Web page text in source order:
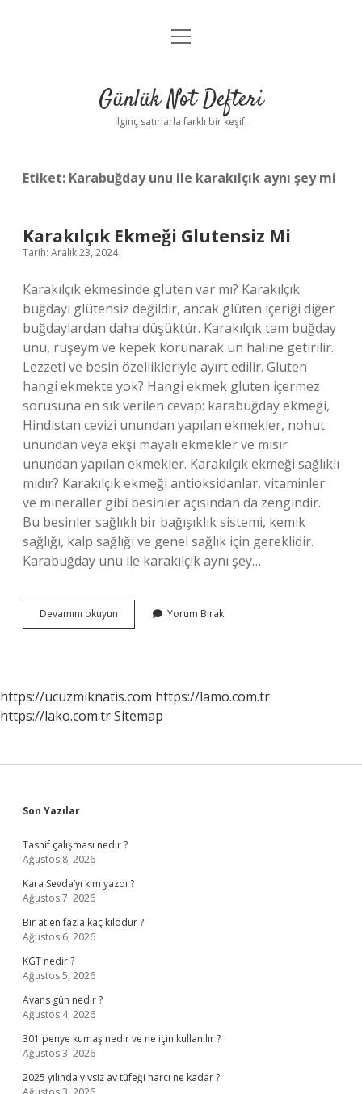
Anasayfa
Yasal Uyarı
menüyü
Günlük Not Defteri
İlginç satırlarla farklı bir keşif.
Etiket: Karabuğday unu ile karakılçık aynı şey mi
Karakılçık Ekmeği Glutensiz Mi
Tarih: Aralık 23, 2024
Karakılçık ekmesinde gluten var mı? Karakılçık
buğdayı glütensiz değildir, ancak glüten içeriği diğer
buğdaylardan daha düşüktür. Karakılçık tam buğday
unu, ruşeym ve kepek korunarak un haline getirilir.
Lezzeti ve besin özellikleriyle ayırt edilir. Gluten
hangi ekmekte yok? Hangi ekmek gluten içermez
sorusuna en sık verilen cevap: karabuğday ekmeği,
Hindistan cevizi unundan yapılan ekmekler, nohut
unundan veya ekşi mayalı ekmekler ve mısır
unundan yapılan ekmekler. Karakılçık ekmeği sağlıklı
mıdır? Karakılçık ekmeği antioksidanlar, vitaminler
ve mineraller gibi besinler açısından da zengindir.
Bu besinler sağlıklı bir bağışıklık sistemi, kemik
sağlığı, kalp sağlığı ve genel sağlık için gereklidir.
Karabuğday unu ile karakılçık aynı şey…
Devamını okuyun Karakılçık
Ekmeği
Yorum Bırak
https://ucuzmiknatis.com https://lamo.com.tr
https://lako.com.trSitemap
Sidebar
Son Yazılar
Tasnif çalışması nedir ?
Ağustos 8, 2026
Kara Sevda’yı kim yazdı ?
Ağustos 7, 2026
Bir at en fazla kaç kilodur ?
Ağustos 6, 2026
KGT nedir ?
Ağustos 5, 2026
Avans gün nedir ?
Ağustos 4, 2026
301 penye kumaş nedir ve ne için kullanılır ?
Ağustos 3, 2026
2025 yılında yivsiz av tüfeği harcı ne kadar ?